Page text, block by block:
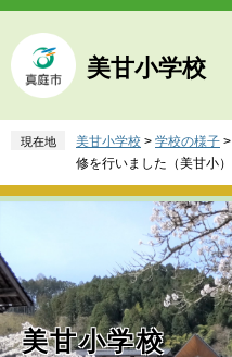
ペ
ジ
の
頭
。
メ
ュ
ー
飛
て
へ
美甘小学校
現在地 美甘小学校 > 学校の様子 >
修を行いました（美甘小）
美甘小学校